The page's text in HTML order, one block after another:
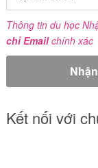
Thông tin du học
chỉ Emailchính xác
Kết nối với